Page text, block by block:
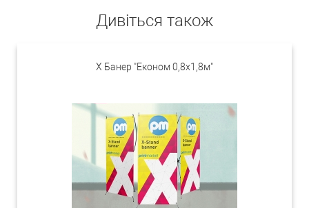
Дивіться також
X Банер "Економ 0,8х1,8м"